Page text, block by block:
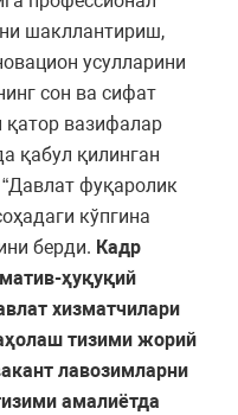
шакллантириш,
усулларини
сон ва сифат
қатор вазифалар
қабул қилинган
фуқаролик
кўпгина
берди. Кадр
ҳуқуқий
хизматчилари
тизими жорий
лавозимларни
амалиётда